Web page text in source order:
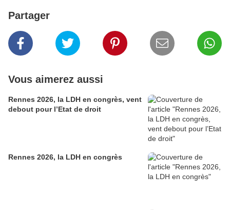
Partager
Vous aimerez aussi
Rennes 2026, la LDH en congrès, vent
debout pour l’Etat de droit
Rennes 2026, la LDH en congrès